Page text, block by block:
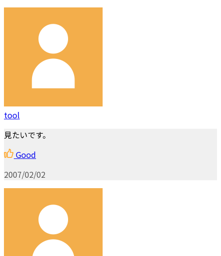
tool
見たいです。
Good
2007/02/02